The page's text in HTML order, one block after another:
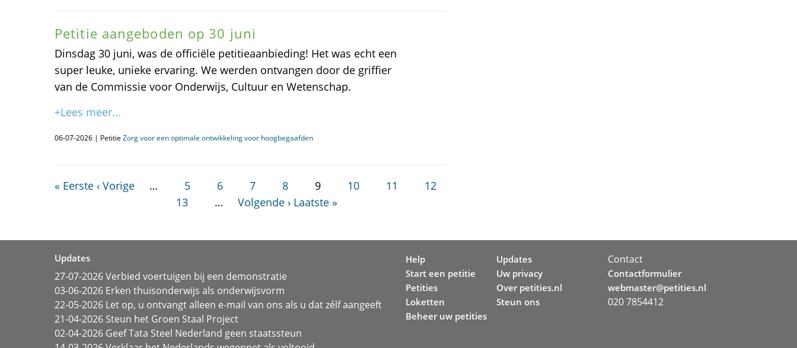
Petitie aangeboden op 30 juni
Dinsdag 30 juni, was de officiële petitieaanbieding! Het was echt een
super leuke, unieke ervaring. We werden ontvangen door de griffier
van de Commissie voor Onderwijs, Cultuur en Wetenschap.
+Lees meer...
06-07-2026 | Petitie Zorg voor een optimale ontwikkeling voor hoogbegaafden
« Eerste ‹ Vorige … 5 6 7 8 9 10 11
12
13
… Volgende › Laatste »
Updates
27-07-2026 Verbied voertuigen bij een demonstratie
03-06-2026 Erken thuisonderwijs als onderwijsvorm
22-05-2026 Let op, u ontvangt alleen e-mail van ons als u dat zélf aangeeft
21-04-2026 Steun het Groen Staal Project
02-04-2026 Geef Tata Steel Nederland geen staatssteun
Help
Start een petitie
Petities
Loketten
Beheer uw petities
Updates
Uw privacy
Over petities.nl
Steun ons
Contact
Contactformulier
webmaster@petities.nl
020 7854412